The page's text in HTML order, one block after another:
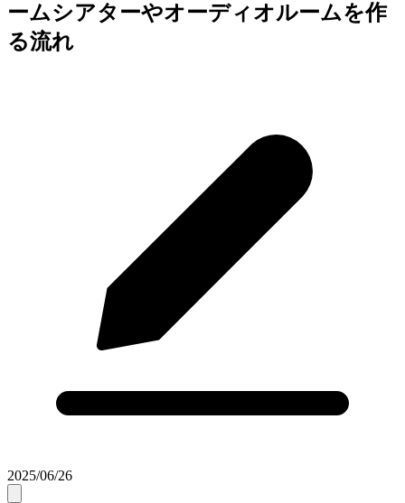
ームシアターやオーディオルームを作
る流れ
2025/06/26